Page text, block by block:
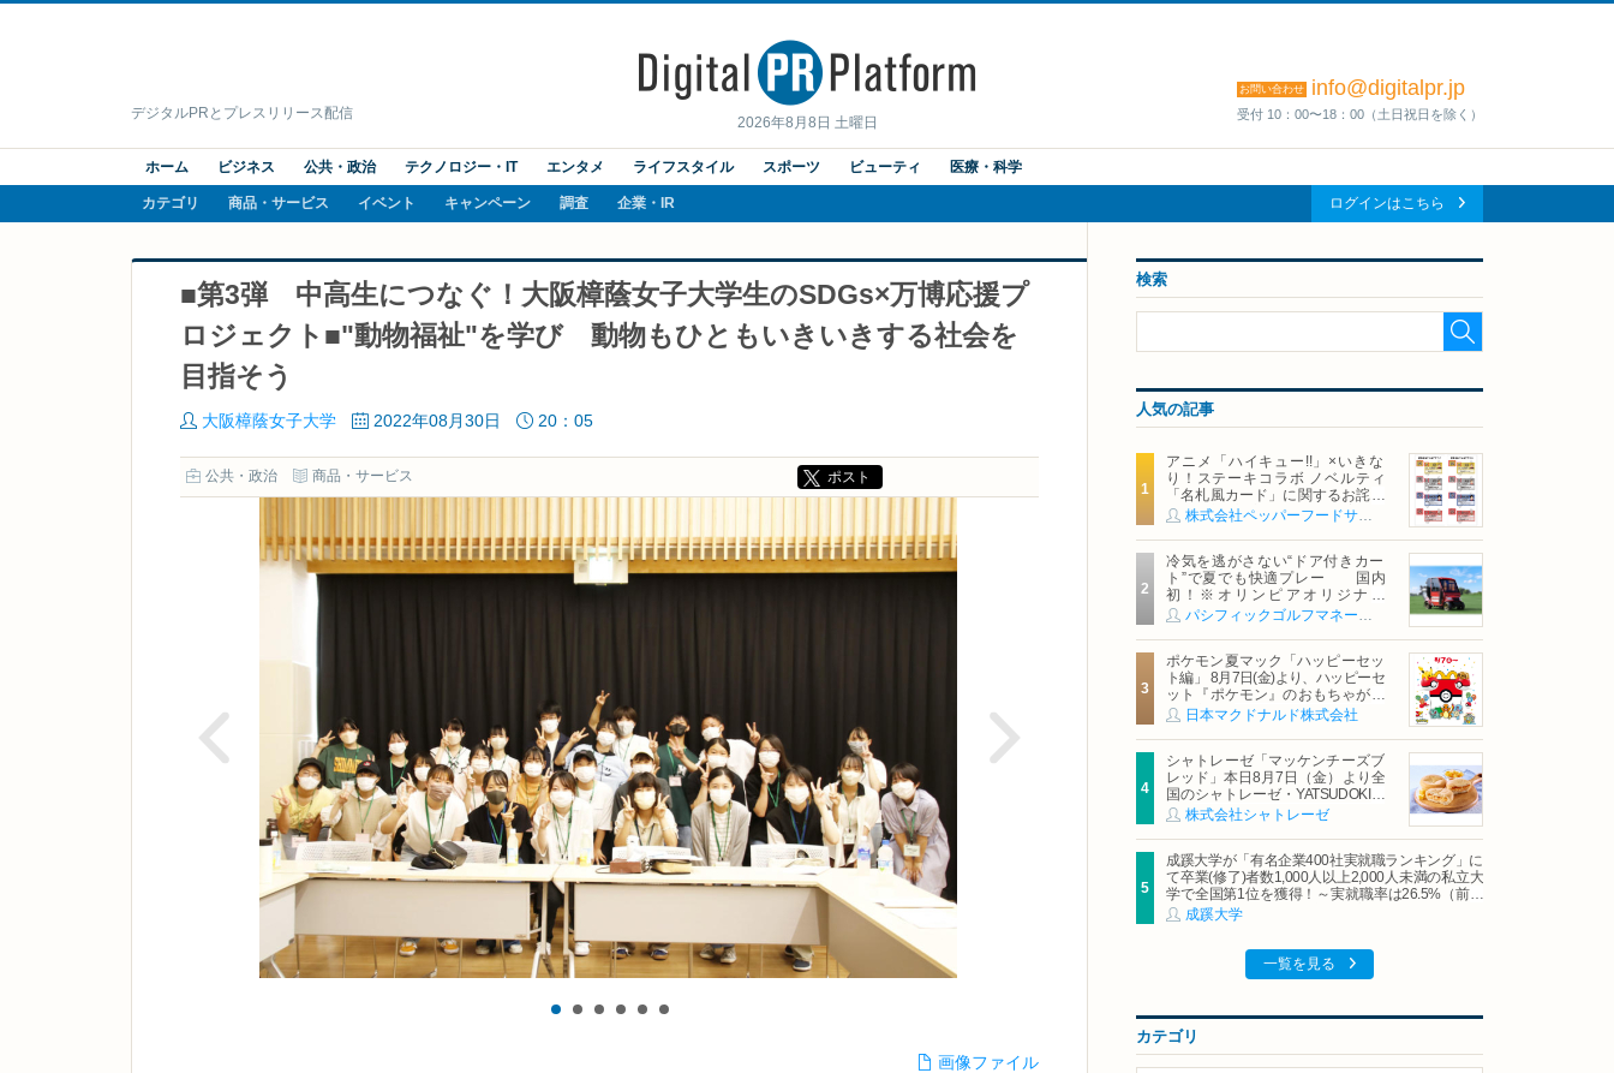
2026年8月8日 土曜日
デジタルPRとプレスリリース配信
お問い合わせ info@digitalpr.jp
受付 10：00〜18：00（土日祝日を除く）
ホーム ビジネス 公共・政治 テクノロジー・IT エンタメ ライフスタイル スポーツ ビューティ 医療・科学
カテゴリ 商品・サービス イベント キャンペーン 調査 企業・IR ログインはこちら
■第3弾 中高生につなぐ！大阪樟蔭女子大学生のSDGs×万博応援プ
ロジェクト■"動物福祉"を学び 動物もひともいきいきする社会を
目指そう
大阪樟蔭女子大学 2022年08月30日 20：05
公共・政治 商品・サービス ポスト
画像ファイル
検索
人気の記事
アニメ「ハイキュー!!」×いきな
り！ステーキコラボ ノベルティ
「名札風カード」に関するお詫び
および交換対応についてのご案内
冷気を逃がさない“ドア付きカー
ト”で夏でも快適プレー 国内
初！※オリンピアオリジナル
「AirCon Cart（エアコンカー
ト）」導入 | ＰＧＭ
ポケモン夏マック「ハッピーセッ
ト編」 8月7日(金)より、ハッピーセ
ット『ポケモン』のおもちゃが期
間限定登場
日本マクドナルド株式会社
シャトレーゼ「マッケンチーズブ
レッド」本日8月7日（金）より全
国のシャトレーゼ・YATSUDOKIで
発売株式会社シャトレーゼ
成蹊大学が「有名企業400社実就職ランキング」に
て卒業(修了)者数1,000人以上2,000人未満の私立大
学で全国第1位を獲得！～実就職率は26.5%（前年
比＋4.3pt）に伸長、東京の私立大学でも10位にラ
ンクイン～
成蹊大学
一覧を見る
カテゴリ